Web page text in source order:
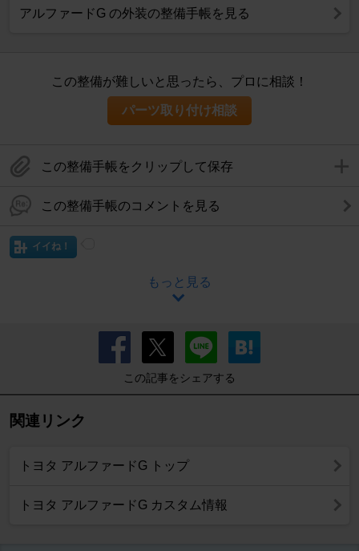
アルファードG の外装の整備手帳を見る
この整備が難しいと思ったら、プロに相談！
パーツ取り付け相談
この整備手帳をクリップして保存
この整備手帳のコメントを見る
イイね！
もっと見る
この記事をシェアする
関連リンク
トヨタ アルファードG トップ
トヨタ アルファードG カスタム情報